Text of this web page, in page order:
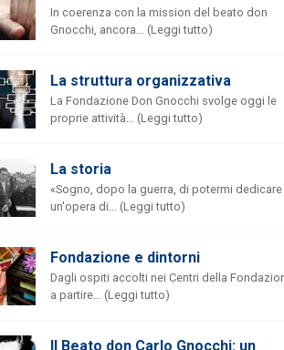
In coerenza con la mission del beato don
Gnocchi, ancora... (Leggi tutto)
La struttura organizzativa
La Fondazione Don Gnocchi svolge oggi le
proprie attività... (Leggi tutto)
La storia
«Sogno, dopo la guerra, di potermi dedicare
un'opera di... (Leggi tutto)
Fondazione e dintorni
Dagli ospiti accolti nei Centri della
a partire... (Leggi tutto)
Il Beato don Carlo Gnocchi: un